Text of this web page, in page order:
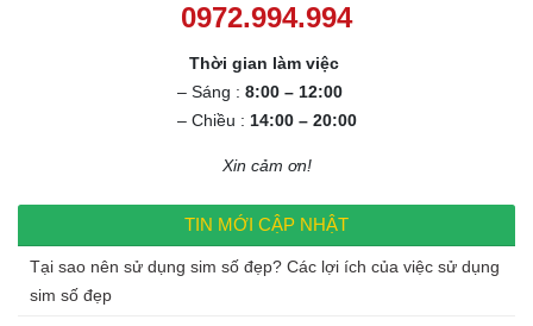
0972.994.994
Thời gian làm việc
– Sáng : 8:00 – 12:00
– Chiều : 14:00 – 20:00
Xin cảm ơn!
TIN MỚI CẬP NHẬT
Tại sao nên sử dụng sim số đẹp? Các lợi ích của việc sử dụng
sim số đẹp